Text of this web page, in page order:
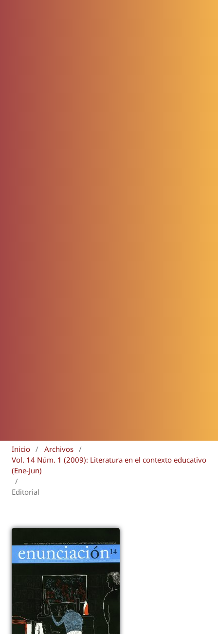
Inicio / Archivos /
Vol. 14 Núm. 1 (2009): Literatura en el contexto educativo
(Ene-Jun)
/
Editorial